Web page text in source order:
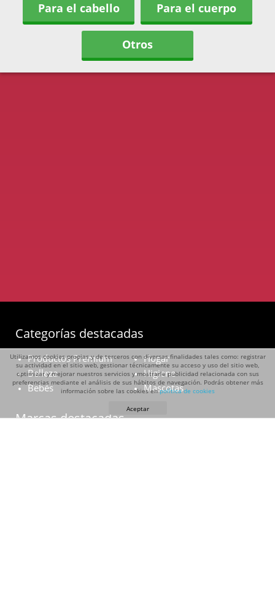
Para el cabello Para el cuerpo
Otros
Categorías destacadas
Productos Premium
Hogar
Belleza
Higiene
Bebés
Mascotas
Marcas destacadas
Utilizamos cookies propias y de terceros con diversas finalidades tales como: registrar
su actividad en el sitio web, gestionar técnicamente su acceso y uso del sitio web,
optimizar y mejorar nuestros servicios y mostrarle publicidad relacionada con sus
preferencias mediante el análisis de sus hábitos de navegación. Podrás obtener más
información sobre las cookies enpolítica de cookies
Aceptar